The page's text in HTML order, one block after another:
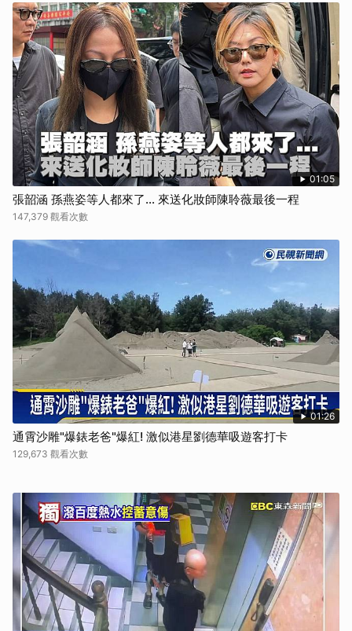
01:05
張韶涵 孫燕姿等人都來了... 來送化妝師陳聆薇最後一程
147,379 觀看次數
01:26
通霄沙雕"爆錶老爸"爆紅! 激似港星劉德華吸遊客打卡
129,673 觀看次數